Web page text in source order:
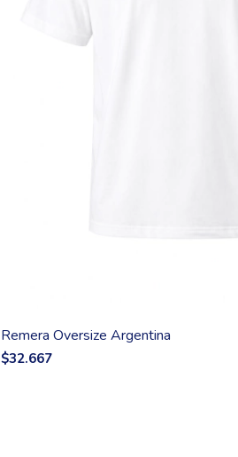
Remera Oversize Argentina
$32.667